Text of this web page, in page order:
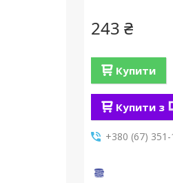
243 ₴
Купити
Купити з
+380 (67)